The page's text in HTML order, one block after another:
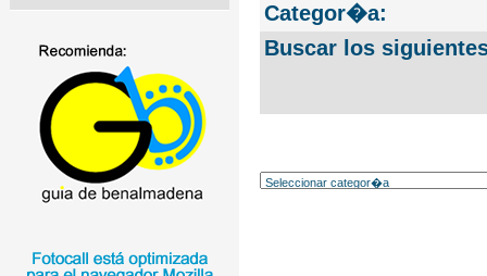
Categor�a:
Buscar los